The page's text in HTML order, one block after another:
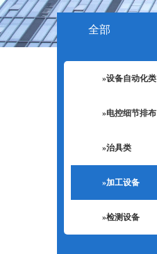
全部
»设备自动化类
»电控细节排布
»治具类
»加工设备
»检测设备